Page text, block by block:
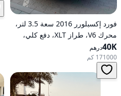
فورد إكسبلورر 2016 سعة 3.5 لتر،
محرك V6، طراز XLT، دفع كلي،
خيارات متوسطة، تعمل بالبنزين،
أوتوماتيكية، دفع كلي
40Kدرهم
171000 كم